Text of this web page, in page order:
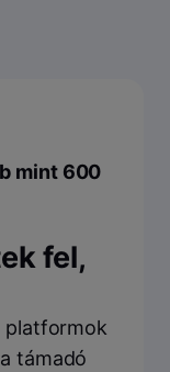
mint 600
fel,
platformok
támadó